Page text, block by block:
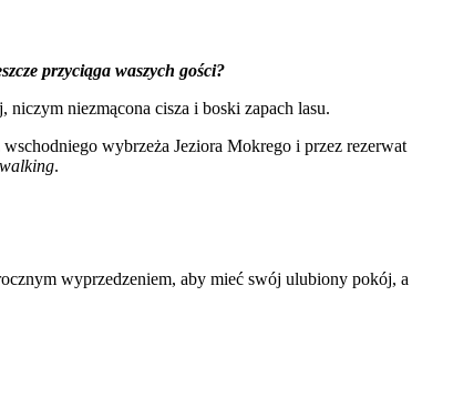
przyciąga waszych gości?
niezmącona cisza i boski zapach lasu.
wybrzeża Jeziora Mokrego i przez rezerwat
.
wyprzedzeniem, aby mieć swój ulubiony pokój, a